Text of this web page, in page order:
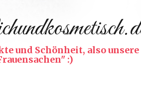
und Schönheit, also unsere
:)